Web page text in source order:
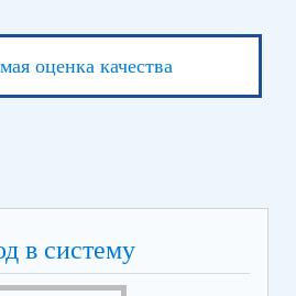
оценка качества
в систему